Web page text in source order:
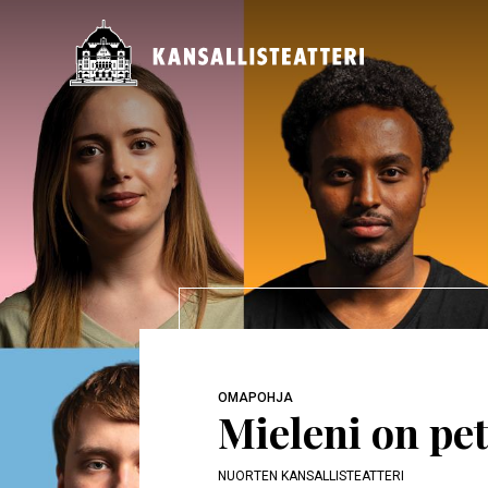
pääsisältöön
OMAPOHJA
Mieleni on
NUORTEN KANSALLISTEATTERI